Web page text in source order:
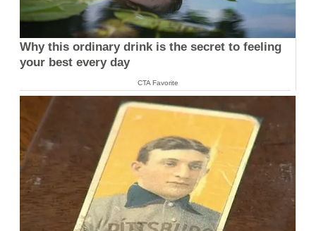
Why this ordinary drink is the secret to feeling
your best every day
CTA Favorite